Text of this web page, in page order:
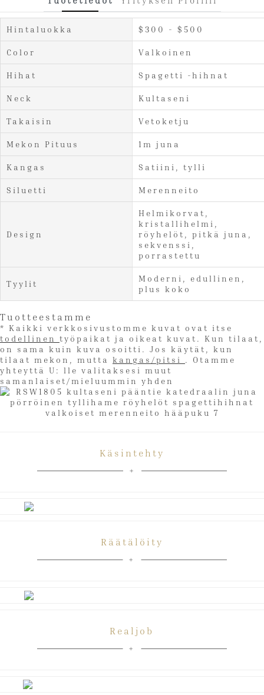
Hintaluokka $300 - $500
Color Valkoinen
Hihat Spagetti -hihnat
Neck Kultaseni
Takaisin Vetoketju
Mekon Pituus 1m juna
Kangas Satiini, tylli
Siluetti Merenneito
Design
Helmikorvat,
kristallihelmi,
röyhelöt, pitkä juna,
sekvenssi,
porrastettu
Tyylit
Moderni, edullinen,
plus koko
Tuotteestamme
* Kaikki verkkosivustomme kuvat ovat itse
todellinen työpaikat ja oikeat kuvat. Kun tilaat,
on sama kuin kuva osoitti. Jos käytät, kun
tilaat mekon, mutta kangas/pitsi . Otamme
yhteyttä U: lle valitaksesi muut
samanlaiset/mieluummin yhden
Käsintehty
Realjob
Räätälöity